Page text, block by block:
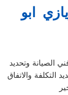
ابو
الصيانة وتحديد
التكلفة والاتفاق